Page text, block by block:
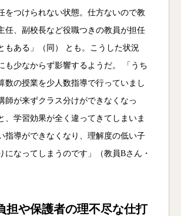
をつけられない状態。仕方ないので教
任、副校長など役職つきの教員が担任
もある」（同） とも。こうした状況
も少なからず影響するようだ。 「うち
数の授業を少人数指導で行っていまし
師が来ずクラス分けができなくなっ
、学習効果が全く違ってきてしまいま
指導ができなくなり、理解度の低い子
になってしまうのです」（教員Bさん・
担や保護者の理不尽な仕打